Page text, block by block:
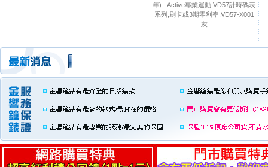
年):::Active專業運動 VD57計時碼表
系列,刷卡或3期零利率,VD57-X001
灰